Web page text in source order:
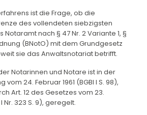
ist die Frage, ob die
des vollendeten siebzigsten
Notaramt nach § 47 Nr. 2 Variante 1, §
(BNotO) mit dem Grundgesetz
sie das Anwaltsnotariat betrifft.
Notarinnen und Notare ist in der
24. Februar 1961 (BGBl I S. 98),
Art. 12 des Gesetzes vom 23.
Nr. 323 S. 9), geregelt.